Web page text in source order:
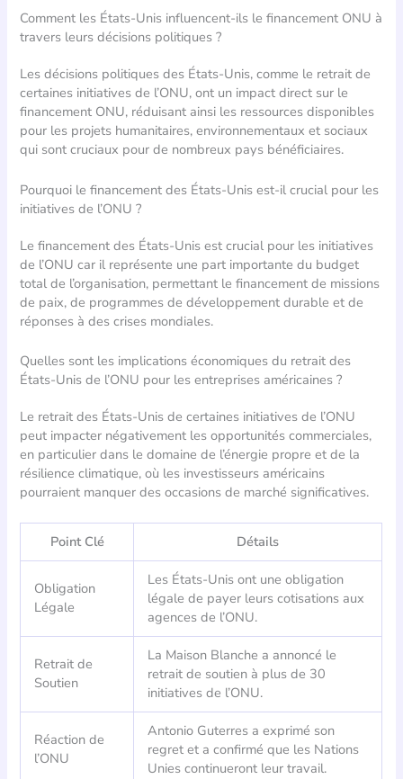
Comment les États-Unis influencent-ils le financement ONU à
travers leurs décisions politiques ?
Les décisions politiques des États-Unis, comme le retrait de
certaines initiatives de l’ONU, ont un impact direct sur le
financement ONU, réduisant ainsi les ressources disponibles
pour les projets humanitaires, environnementaux et sociaux
qui sont cruciaux pour de nombreux pays bénéficiaires.
Pourquoi le financement des États-Unis est-il crucial pour les
initiatives de l’ONU ?
Le financement des États-Unis est crucial pour les initiatives
de l’ONU car il représente une part importante du budget
total de l’organisation, permettant le financement de missions
de paix, de programmes de développement durable et de
réponses à des crises mondiales.
Quelles sont les implications économiques du retrait des
États-Unis de l’ONU pour les entreprises américaines ?
Le retrait des États-Unis de certaines initiatives de l’ONU
peut impacter négativement les opportunités commerciales,
en particulier dans le domaine de l’énergie propre et de la
résilience climatique, où les investisseurs américains
pourraient manquer des occasions de marché significatives.
Point Clé Détails
Obligation
Légale
Les États-Unis ont une obligation
légale de payer leurs cotisations aux
agences de l’ONU.
Retrait de
Soutien
La Maison Blanche a annoncé le
retrait de soutien à plus de 30
initiatives de l’ONU.
Réaction de
l’ONU
Antonio Guterres a exprimé son
regret et a confirmé que les Nations
Unies continueront leur travail.